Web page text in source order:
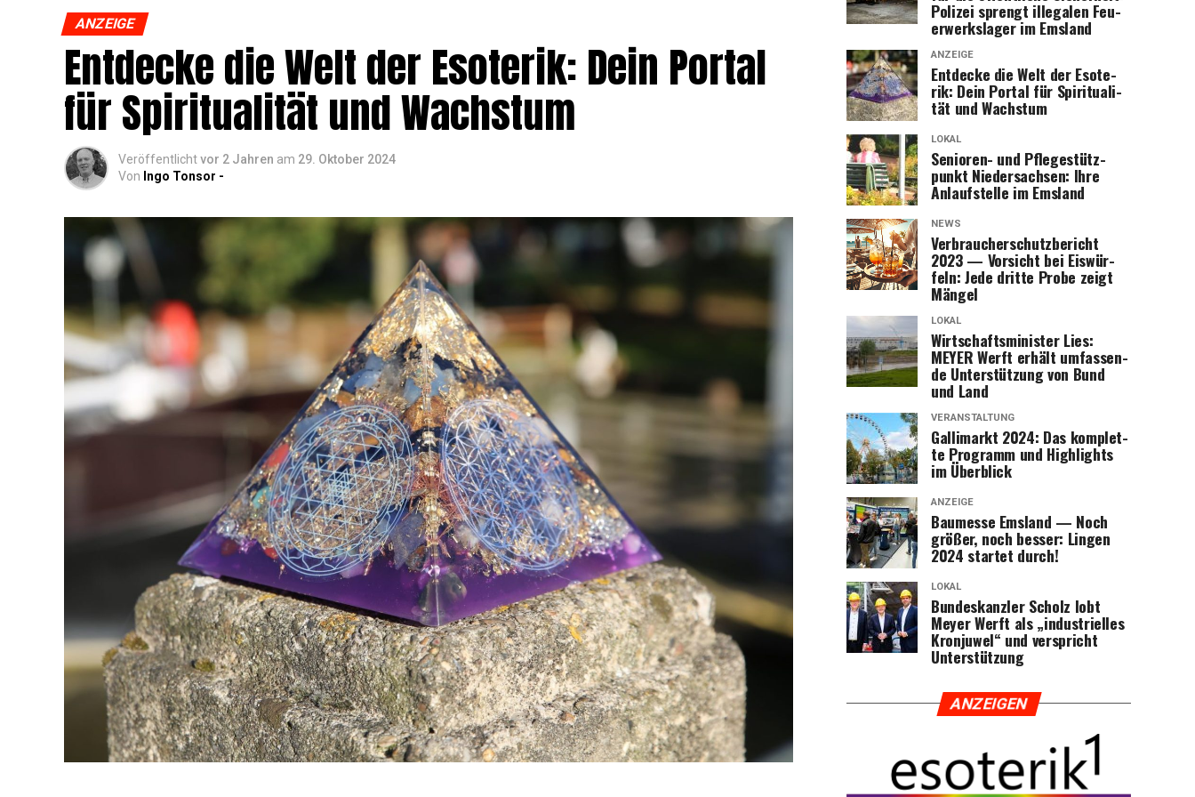
ANZEIGE
Ent­de­cke die Welt der Eso­te­rik: Dein Por­tal
für Spi­ri­tua­li­tät und Wachstum
Veröffentlichtvor 2 Jahren am 29. Oktober 2024
Von Ingo Tonsor -
Poli­zei sprengt ille­ga­len Feu­
er­werks­la­ger im Emsland
ANZEIGE
Ent­de­cke die Welt der Eso­te­
rik: Dein Por­tal für Spi­ri­tua­li­
tät und Wachstum
LOKAL
Senio­ren- und Pfle­ge­stütz­
punkt Nie­der­sach­sen: Ihre
Anlauf­stel­le im Emsland
NEWS
Ver­brau­cher­schutz­be­richt
2023 — Vor­sicht bei Eis­wür­
feln: Jede drit­te Pro­be zeigt
Mängel
LOKAL
Wirt­schafts­mi­nis­ter Lies:
MEYER Werft erhält umfas­sen­
de Unter­stüt­zung von Bund
und Land
VERANSTALTUNG
Gal­li­markt 2024: Das kom­plet­
te Pro­gramm und High­lights
im Überblick
ANZEIGE
Bau­mes­se Ems­land — Noch
grö­ßer, noch bes­ser: Lin­gen
2024 star­tet durch!
LOKAL
Bun­des­kanz­ler Scholz lobt
Mey­er Werft als „indus­tri­el­les
Kron­ju­wel“ und ver­spricht
Unterstützung
ANZEI­GEN